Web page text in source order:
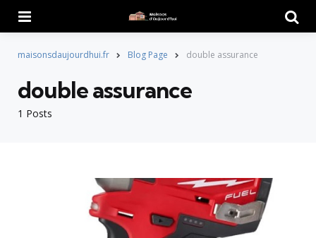
maisonsdaujourdhui.fr Blog Page double assurance
1 Posts
double assurance